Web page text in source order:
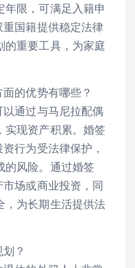
年限，可满足入籍申
国籍提供稳定法律
的重要工具，为家庭
的优势有哪些？
通过与马尼拉配偶
实现资产积累。婚签
行为受法律保护，
的风险。通过婚签
场或商业投资，同
，为长期生活提供法
？